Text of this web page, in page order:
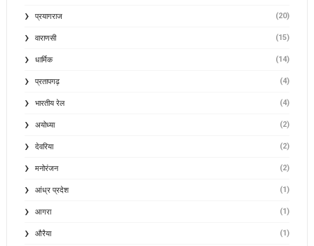
प्रयागराज (20)
वाराणसी (15)
धार्मिक (14)
प्रतापगढ़ (4)
भारतीय रेल (4)
अयोध्या (2)
देवरिया (2)
मनोरंजन (2)
आंध्र प्रदेश (1)
आगरा (1)
औरैया (1)